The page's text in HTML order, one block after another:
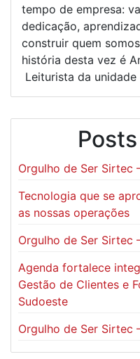
tempo de empresa:
dedicação,
construir quem
história desta vez é
Leiturista da
Orgulho de Ser Sirtec
Tecnologia que se
as nossas operações
Orgulho de Ser Sirtec
Agenda fortalece
Gestão de Clientes e
Sudoeste
Orgulho de Ser Sirtec